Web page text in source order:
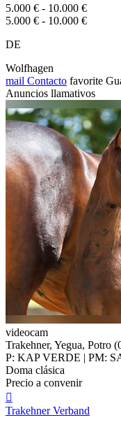
5.000 € - 10.000 €
5.000 € - 10.000 €
DE
Wolfhagen
mail Contacto favorite
Anuncios llamativos
videocam
Trakehner, Yegua, Potro
P: KAP VERDE | PM:
Doma clásica
Precio a convenir

Trakehner Verband